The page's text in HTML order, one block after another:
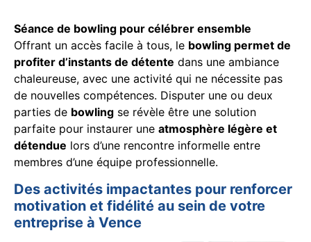
Séance de bowling pour célébrer ensemble
Offrant un accès facile à tous, le bowling permet de
profiter d’instants de détente dans une ambiance
chaleureuse, avec une activité qui ne nécessite pas
de nouvelles compétences. Disputer une ou deux
parties de bowling se révèle être une solution
parfaite pour instaurer une atmosphère légère et
détendue lors d’une rencontre informelle entre
membres d’une équipe professionnelle.
Des activités impactantes pour renforcer
motivation et fidélité au sein de votre
entreprise à Vence